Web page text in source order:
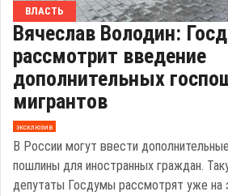
ВЛАСТЬ
Вячеслав Володин:
рассмотрит введение
дополнительных
мигрантов
эксклюзив
В России могут ввести
пошлины для иностранных граждан.
депутаты Госдумы рассмотрят уже на